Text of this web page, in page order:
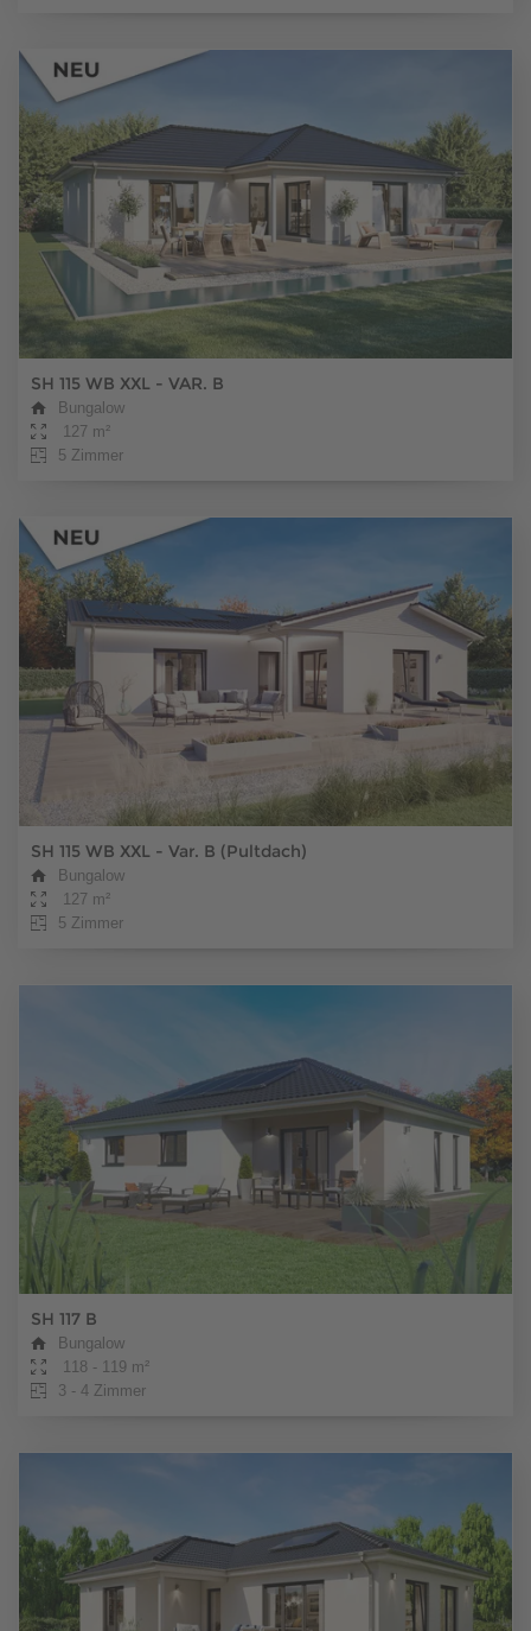
SH 115 WB XXL - VAR. B
Bungalow
127 m²
5 Zimmer
SH 115 WB XXL - Var. B (Pultdach)
Bungalow
127 m²
5 Zimmer
SH 117 B
Bungalow
118 - 119 m²
3 - 4 Zimmer